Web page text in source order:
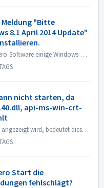
"Bitte
8.1 April 2014 Update"
Unter Windows 8.1 erfordert die Nero-Software einige Windows-Aktualisierungen. 1. Bitte öffnen Sie die Systemsteuerung -> Windows-Update, installieren S...
nicht starten, da
api-ms-win-crt-
Wenn die folgende Fehlermeldung angezeigt wird, bedeutet dies, dass diese Dateien in Microsoft Visual C++ Redistributable (x86) fehlen. Beispiele hierfür s...
Start die
fehlschlägt?